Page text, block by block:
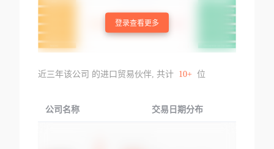
登录查看更多
近三年该公司 的进口贸易伙伴, 共计 10+ 位
公司名称 交易日期分布